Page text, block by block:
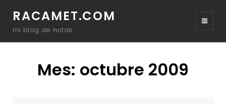
RACAMET.COM
mi blog de notas
Mes: octubre 2009